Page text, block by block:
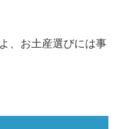
、お土産選びには事